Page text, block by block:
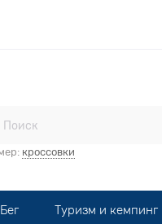
кроссовки
Бег Туризм и кемпинг